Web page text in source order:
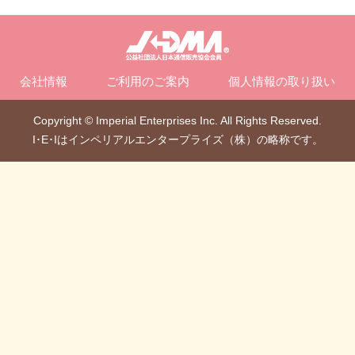
会社情報 ご利用のご案内 個人情報の取り扱い
Copyright © Imperial Enterprises Inc. All Rights Reserved.
I･E･Iはインペリアルエンタープライズ（株）の略称です。